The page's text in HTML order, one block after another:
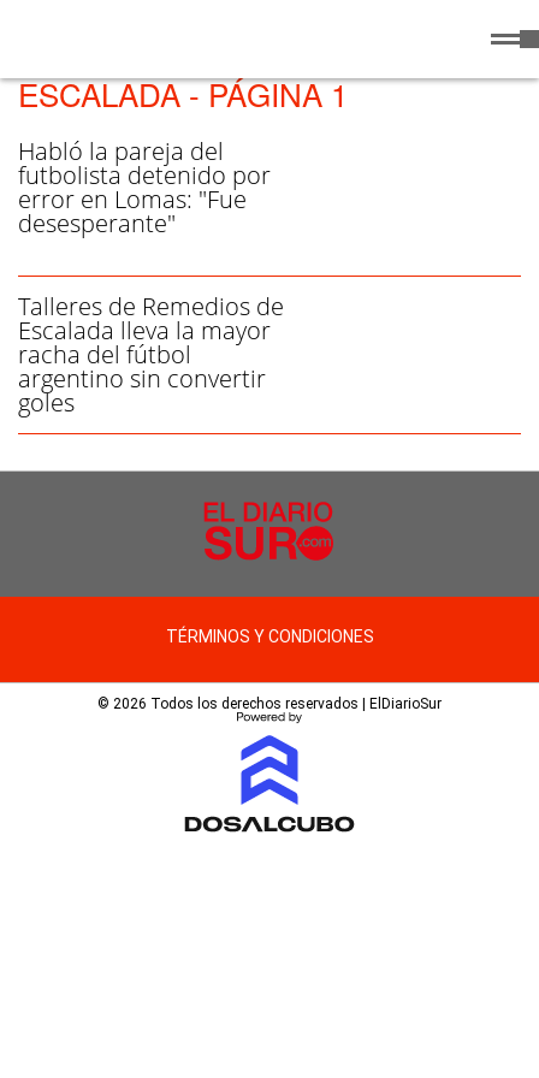
ESCALADA - PÁGINA 1
Habló la pareja del
futbolista detenido por
error en Lomas: "Fue
desesperante"
Talleres de Remedios de
Escalada lleva la mayor
racha del fútbol
argentino sin convertir
goles
TÉRMINOS Y CONDICIONES
© 2026 Todos los derechos reservados | ElDiarioSur